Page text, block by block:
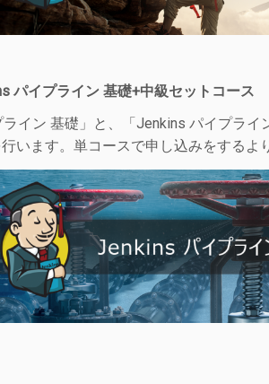
パイプライン 基礎+中級セットコース
ライン 基礎」と、「Jenkins パイプラ
います。単コースで申し込みをするよ